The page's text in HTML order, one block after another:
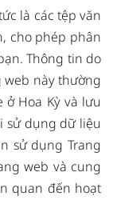
là các tệp văn
cho phép phân
Thông tin do
web này thường
ở Hoa Kỳ và lưu
sử dụng dữ liệu
sử dụng Trang
web và cung
quan đến hoạt